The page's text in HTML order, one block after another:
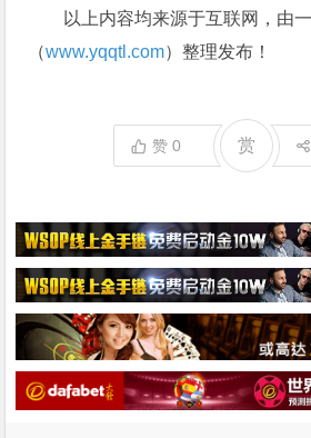
以上内容均来源于互联网，由
（www.yqqtl.com）整理发布！
赞0 赏